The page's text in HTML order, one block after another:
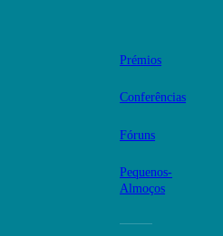
Prémios
Conferências
Fóruns
Pequenos-
Almoços